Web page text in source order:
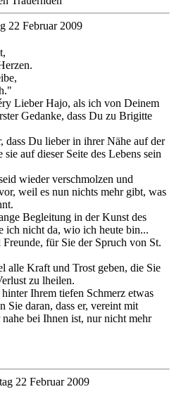
22 Februar 2009
Lieber Hajo, als ich von Deinem
Gedanke, dass Du zu Brigitte
dass Du lieber in ihrer Nähe auf der
sie auf dieser Seite des Lebens sein
wieder verschmolzen und
weil es nun nichts mehr gibt, was
Begleitung in der Kunst des
ich nicht da, wio ich heute bin...
für Sie der Spruch von St.
alle Kraft und Trost geben, die Sie
zu lheilen.
Ihrem tiefen Schmerz etwas
Sie daran, dass er, vereint mit
bei Ihnen ist, nur nicht mehr
22 Februar 2009